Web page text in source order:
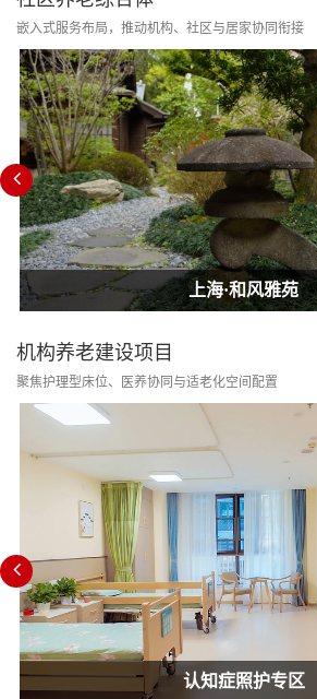
嵌入式服务布局，推动机构、社区与居家协同衔接
上海·和风雅苑
上海·和风雅苑
上海·和风雅苑
机构养老建设项目
聚焦护理型床位、医养协同与适老化空间配置
消防改造合规
认知症照护专区